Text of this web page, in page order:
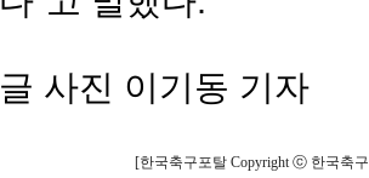
글 사진 이기동 기자
[한국축구포탈 Copyright ⓒ 한국축